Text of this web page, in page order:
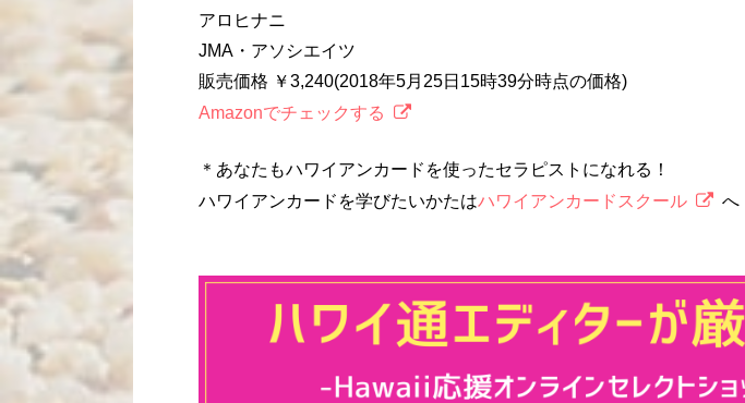
アロヒナニ
JMA・アソシエイツ
販売価格 ￥3,240(2018年5月25日15時39分時点の価格)
Amazonでチェックする
＊あなたもハワイアンカードを使ったセラピストになれる！
ハワイアンカードを学びたいかたはハワイアンカードスクール へ